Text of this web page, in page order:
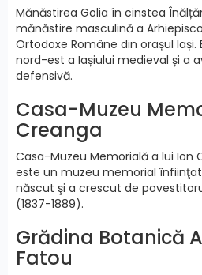
Mănăstirea Golia în cinstea
mănăstire masculină a
Ortodoxe Române din orașul
nord-est a Iașiului medieval și a
defensivă.
Casa-Muzeu
Creanga
Casa-Muzeu Memorială a lui Ion
este un muzeu memorial
născut şi a crescut de
(1837-1889).
Grădina Botanică
Fatou